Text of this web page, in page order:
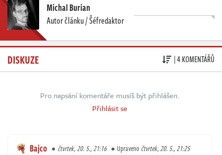
Michal Burian
Autor článku / Šéfredaktor
DISKUZE | 4 KOMENTÁŘŮ
Pro napsání komentáře musíš být přihlášen.
Přihlásit se
Bajco čtvrtek, 20. 5., 21:16 Upravenočtvrtek, 20. 5., 21:25